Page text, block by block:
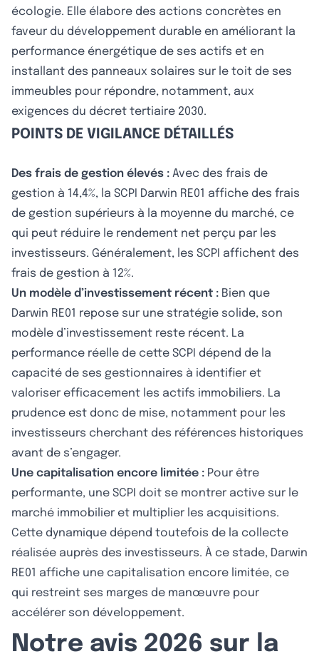
écologie. Elle élabore des actions concrètes en
faveur du développement durable en améliorant la
performance énergétique de ses actifs et en
installant des panneaux solaires sur le toit de ses
immeubles pour répondre, notamment, aux
exigences du décret tertiaire 2030.
POINTS DE VIGILANCE DÉTAILLÉS
Des frais de gestion élevés : Avec des frais de
gestion à 14,4%, la SCPI Darwin RE01 affiche des frais
de gestion supérieurs à la moyenne du marché, ce
qui peut réduire le rendement net perçu par les
investisseurs. Généralement, les SCPI affichent des
frais de gestion à 12%.
Un modèle d’investissement récent : Bien que
Darwin RE01 repose sur une stratégie solide, son
modèle d’investissement reste récent. La
performance réelle de cette SCPI dépend de la
capacité de ses gestionnaires à identifier et
valoriser efficacement les actifs immobiliers. La
prudence est donc de mise, notamment pour les
investisseurs cherchant des références historiques
avant de s’engager.
Une capitalisation encore limitée : Pour être
performante, une SCPI doit se montrer active sur le
marché immobilier et multiplier les acquisitions.
Cette dynamique dépend toutefois de la collecte
réalisée auprès des investisseurs. À ce stade, Darwin
RE01 affiche une capitalisation encore limitée, ce
qui restreint ses marges de manœuvre pour
accélérer son développement.
Notre avis 2026 sur la